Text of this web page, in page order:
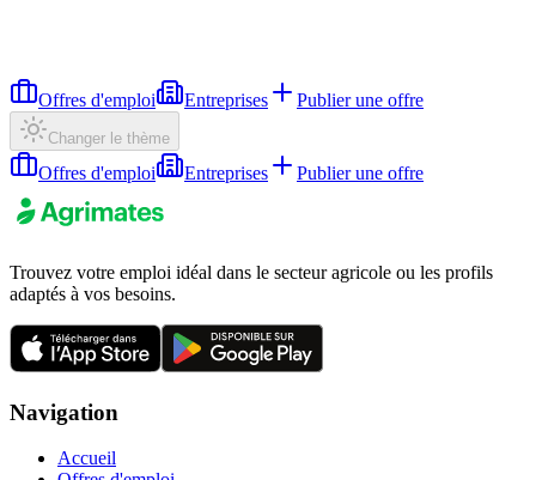
Offres d'emploi Entreprises Publier une offre
Changer le thème
Offres d'emploi Entreprises Publier une offre
Trouvez votre emploi idéal dans le secteur agricole ou les profils
adaptés à vos besoins.
Navigation
Accueil